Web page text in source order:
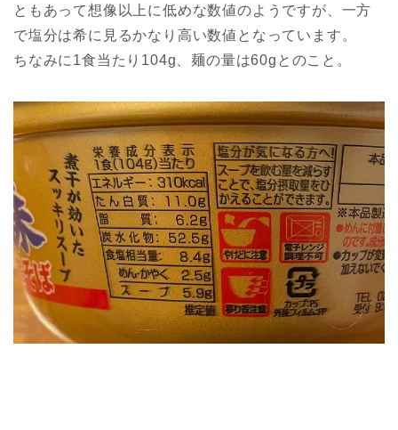
ともあって想像以上に低めな数値のようですが、一方
で塩分は希に見るかなり高い数値となっています。
ちなみに1食当たり104g、麺の量は60gとのこと。